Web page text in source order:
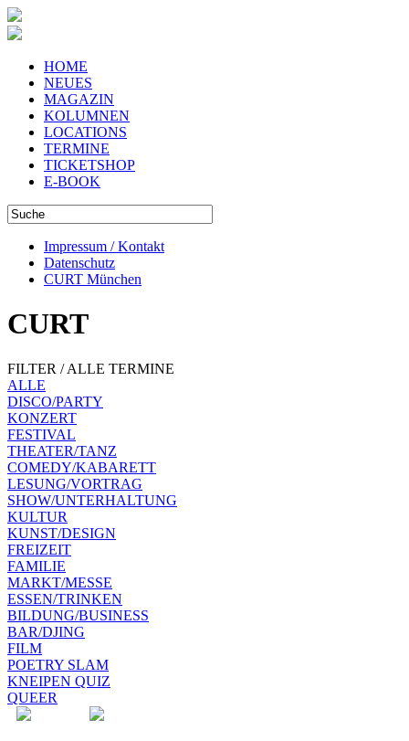
HOME
NEUES
MAGAZIN
KOLUMNEN
LOCATIONS
TERMINE
TICKETSHOP
E-BOOK
Impressum / Kontakt
Datenschutz
CURT München
CURT
FILTER / ALLE TERMINE
ALLE
DISCO/PARTY
KONZERT
FESTIVAL
THEATER/TANZ
COMEDY/KABARETT
LESUNG/VORTRAG
SHOW/UNTERHALTUNG
KULTUR
KUNST/DESIGN
FREIZEIT
FAMILIE
MARKT/MESSE
ESSEN/TRINKEN
BILDUNG/BUSINESS
BAR/DJING
FILM
POETRY SLAM
KNEIPEN QUIZ
QUEER